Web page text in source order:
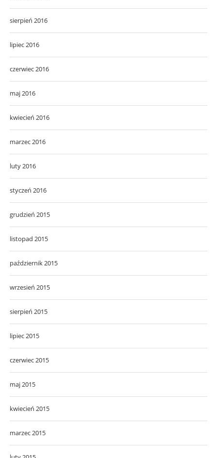
sierpień 2016
lipiec 2016
czerwiec 2016
maj 2016
kwiecień 2016
marzec 2016
luty 2016
styczeń 2016
grudzień 2015
listopad 2015
październik 2015
wrzesień 2015
sierpień 2015
lipiec 2015
czerwiec 2015
maj 2015
kwiecień 2015
marzec 2015